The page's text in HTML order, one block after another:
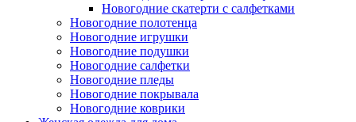
Новогодние скатерти с салфетками
Новогодние полотенца
Новогодние игрушки
Новогодние подушки
Новогодние салфетки
Новогодние пледы
Новогодние покрывала
Новогодние коврики